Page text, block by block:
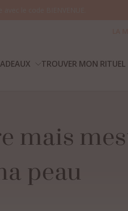
TROUVER MON RITUEL
Votre panier
mais
peau